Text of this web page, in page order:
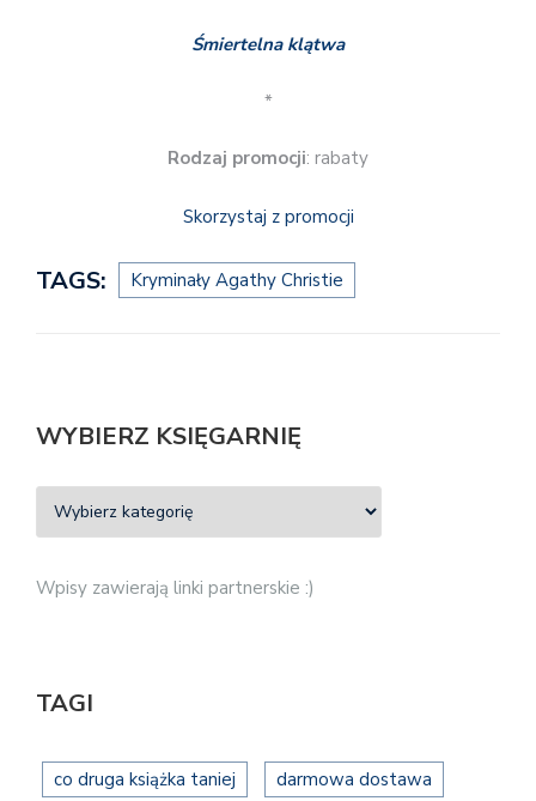
Śmiertelna klątwa
*
Rodzaj promocji: rabaty
Skorzystaj z promocji
TAGS: Kryminały Agathy Christie
WYBIERZ KSIĘGARNIĘ
Wpisy zawierają linki partnerskie :)
TAGI
co druga książka taniej darmowa dostawa